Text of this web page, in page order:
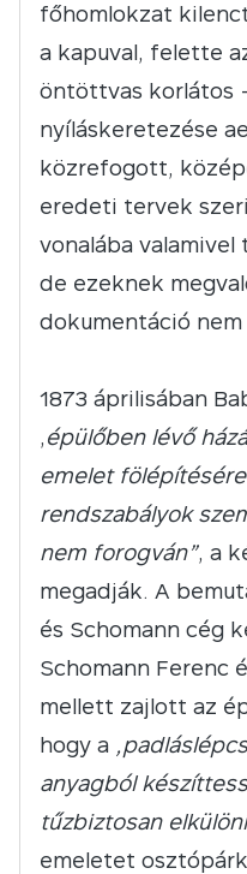
főhomlokzat
a kapuval, felette
öntöttvas korlátos
nyíláskeretezése
közrefogott,
eredeti tervek
vonalába
de ezeknek
dokumentáció
1873 áprilisában
„épülőben lévő
emelet
rendszabályok
nem forogván”, a
megadják. A
és Schomann cég
Schomann Ferenc
mellett zajlott az
hogy a
anyagból
tűzbiztosan
emeletet